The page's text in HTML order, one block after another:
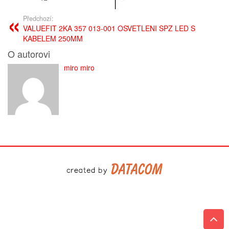
Předchozí:
VALUEFIT 2KA 357 013-001 OSVETLENI SPZ LED S
KABELEM 250MM
O autorovi
miro miro